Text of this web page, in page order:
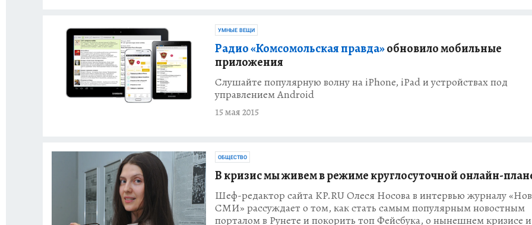
УМНЫЕ ВЕЩИ
Радио «Комсомольская правда»обновило мобильные
приложения
Слушайте популярную волну на iPhone, iPad и устройствах под
управлением Android
15 мая 2015
ОБЩЕСТВО
В кризис мы живем в режиме круглосуточной онлайн-
Шеф-редактор сайта KP.RU Олеся Носова в интервью журналу
СМИ» рассуждает о том, как стать самым популярным новостным
порталом в Рунете и покорить топ Фейсбука, о нынешнем кризисе и